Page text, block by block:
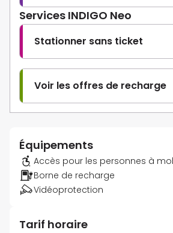
Services INDIGO Neo
Stationner sans ticket
Voir les offres de recharge
Équipements
Accès pour les personnes à
Borne de recharge
Vidéoprotection
Tarif horaire